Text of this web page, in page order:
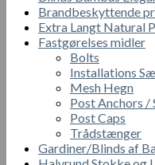
Brandbeskyttende
Extra Langt Natural
Fastgørelses midler
Bolts
Installations
Mesh Hegn
Post Anchors /
Post Caps
Trådstænger
Gardiner/Blinds af